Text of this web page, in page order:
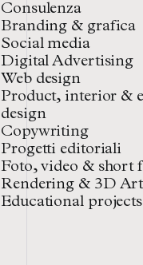
Consulenza
Branding & grafica
Social media
Digital Advertising
Web design
Product, interior &
design
Copywriting
Progetti editoriali
Foto, video & short
Rendering & 3D Art
Educational projects